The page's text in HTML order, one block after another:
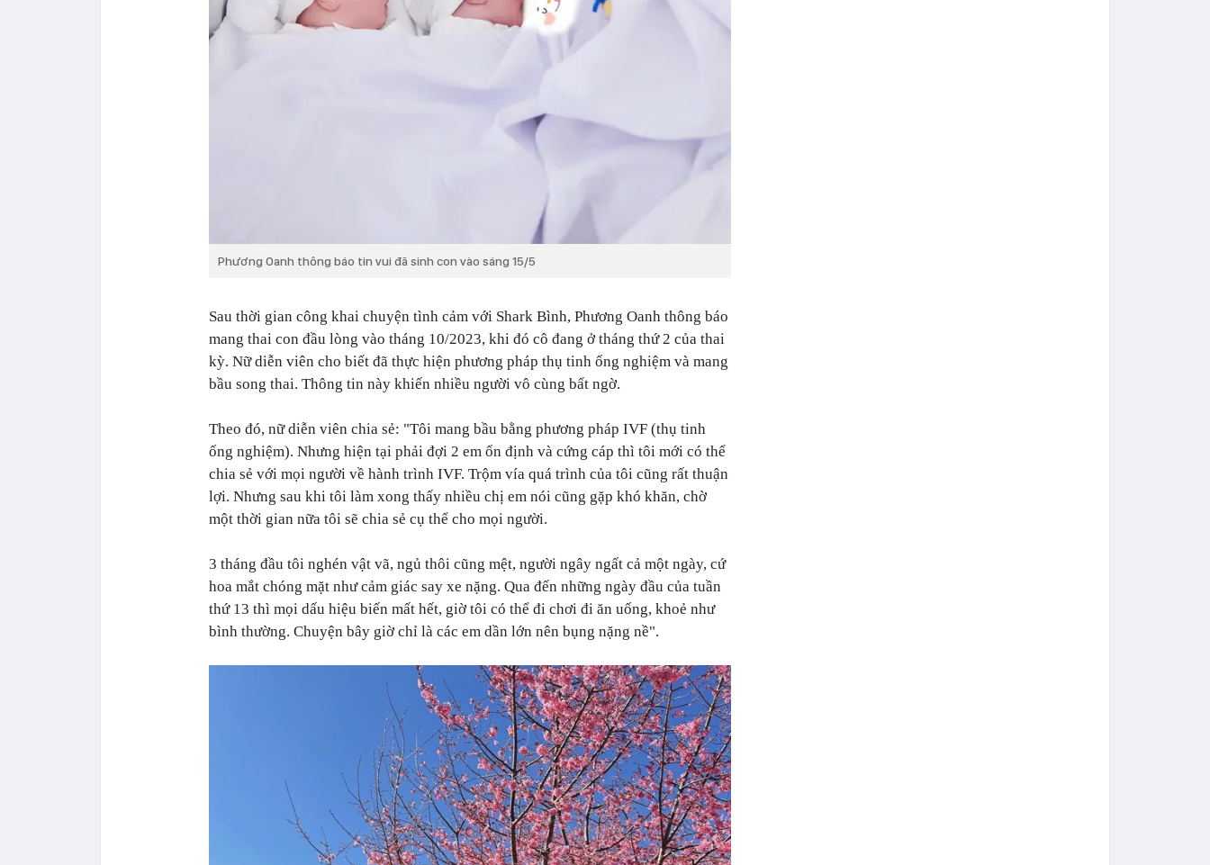
Phương Oanh thông báo tin vui đã sinh con vào sáng 15/5
Sau thời gian công khai chuyện tình cảm với Shark Bình, Phương Oanh thông báo
mang thai con đầu lòng vào tháng 10/2023, khi đó cô đang ở tháng thứ 2 của thai
kỳ. Nữ diễn viên cho biết đã thực hiện phương pháp thụ tinh ống nghiệm và mang
bầu song thai. Thông tin này khiến nhiều người vô cùng bất ngờ.
Theo đó, nữ diễn viên chia sẻ: "Tôi mang bầu bằng phương pháp IVF (thụ tinh
ống nghiệm). Nhưng hiện tại phải đợi 2 em ổn định và cứng cáp thì tôi mới có thể
chia sẻ với mọi người về hành trình IVF. Trộm vía quá trình của tôi cũng rất thuận
lợi. Nhưng sau khi tôi làm xong thấy nhiều chị em nói cũng gặp khó khăn, chờ
một thời gian nữa tôi sẽ chia sẻ cụ thể cho mọi người.
3 tháng đầu tôi nghén vật vã, ngủ thôi cũng mệt, người ngây ngất cả một ngày, cứ
hoa mắt chóng mặt như cảm giác say xe nặng. Qua đến những ngày đầu của tuần
thứ 13 thì mọi dấu hiệu biến mất hết, giờ tôi có thể đi chơi đi ăn uống, khoẻ như
bình thường. Chuyện bây giờ chỉ là các em dần lớn nên bụng nặng nề".